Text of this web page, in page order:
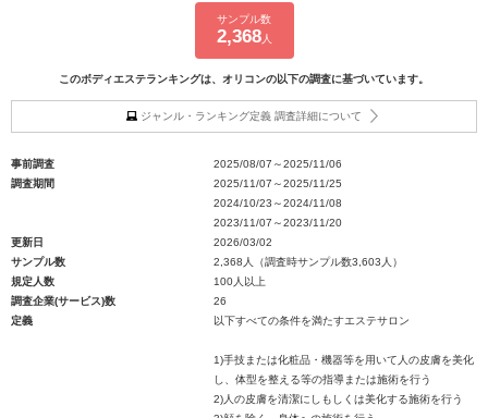
サンプル数
2,368人
このボディエステランキングは、オリコンの以下の調査に基づいています。
ジャンル・ランキング定義 調査詳細について
事前調査
2025/08/07～2025/11/06
調査期間
2025/11/07～2025/11/25
2024/10/23～2024/11/08
2023/11/07～2023/11/20
更新日
2026/03/02
サンプル数
2,368人（調査時サンプル数3,603人）
規定人数
100人以上
調査企業(サービス)数
26
定義
以下すべての条件を満たすエステサロン
1)手技または化粧品・機器等を用いて人の皮膚を美化
し、体型を整える等の指導または施術を行う
2)人の皮膚を清潔にしもしくは美化する施術を行う